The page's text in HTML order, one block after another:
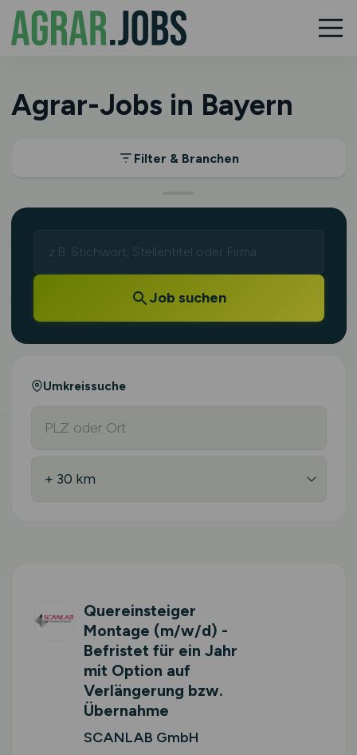
Agrar-Jobs in Bayern
Filter & Branchen
Job suchen
Umkreissuche
Quereinsteiger
Montage (m/w/d) -
Befristet für ein Jahr
mit Option auf
Verlängerung bzw.
Übernahme
SCANLAB GmbH